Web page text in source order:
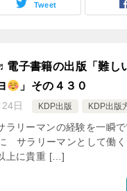
Tweet
子書籍の出版「難し
」その４３０
日 KDP出版 KDP出版
ラリーマンの経験を一瞬
ラリーマンとして働く
上に貴重 […]